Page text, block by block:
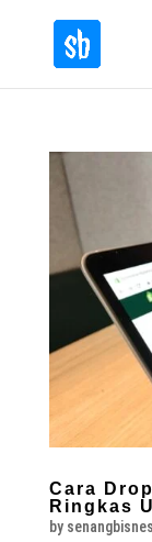
Cara
Ringkas
by senangbisnes